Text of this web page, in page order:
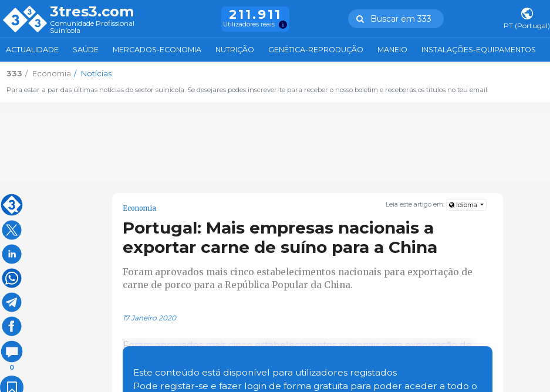
3tres3.com
Comunidade Profissional
Suinícola
211.911
Utilizadores reais
Buscar em 333
PT (Portugal)
ACTUALIDADE SAÚDE MERCADOS-ECONOMIA NUTRIÇÃO GENÉTICA-REPRODUÇÃO MANEIO INSTALAÇÕES-EQUIPAMENTOS
333 Economia Notícias
Para estar a par das últimas notícias do sector suinícola. Se desejares podes inscrever-te para receber o nosso boletim e receberás os títulos no teu email.
0
Leia este artigo em: Idioma
Economia
Portugal: Mais empresas nacionais a
exportar carne de suíno para a China
Foram aprovados mais cinco estabelecimentos nacionais para exportação de
carne de porco para a República Popular da China.
17 Janeiro 2020
Foram aprovados mais cinco estabelecimentos nacionais para exportação de
Segundo a Ministra da Agricultura, Maria do Céu Albuquerque, «a exportação dos
produtos nacionais é uma das prioridades deste Ministério, não só pela
Este conteúdo está disponível para utilizadores registados
Pode registar-se e fazer login de forma gratuita para poder aceder a todo o